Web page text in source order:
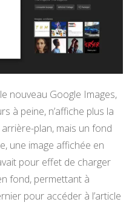
nouveau Google Images,
à peine, n’affiche plus la
plan, mais un fond
une image affichée en
pour effet de charger
fond, permettant à
pour accéder à l’article